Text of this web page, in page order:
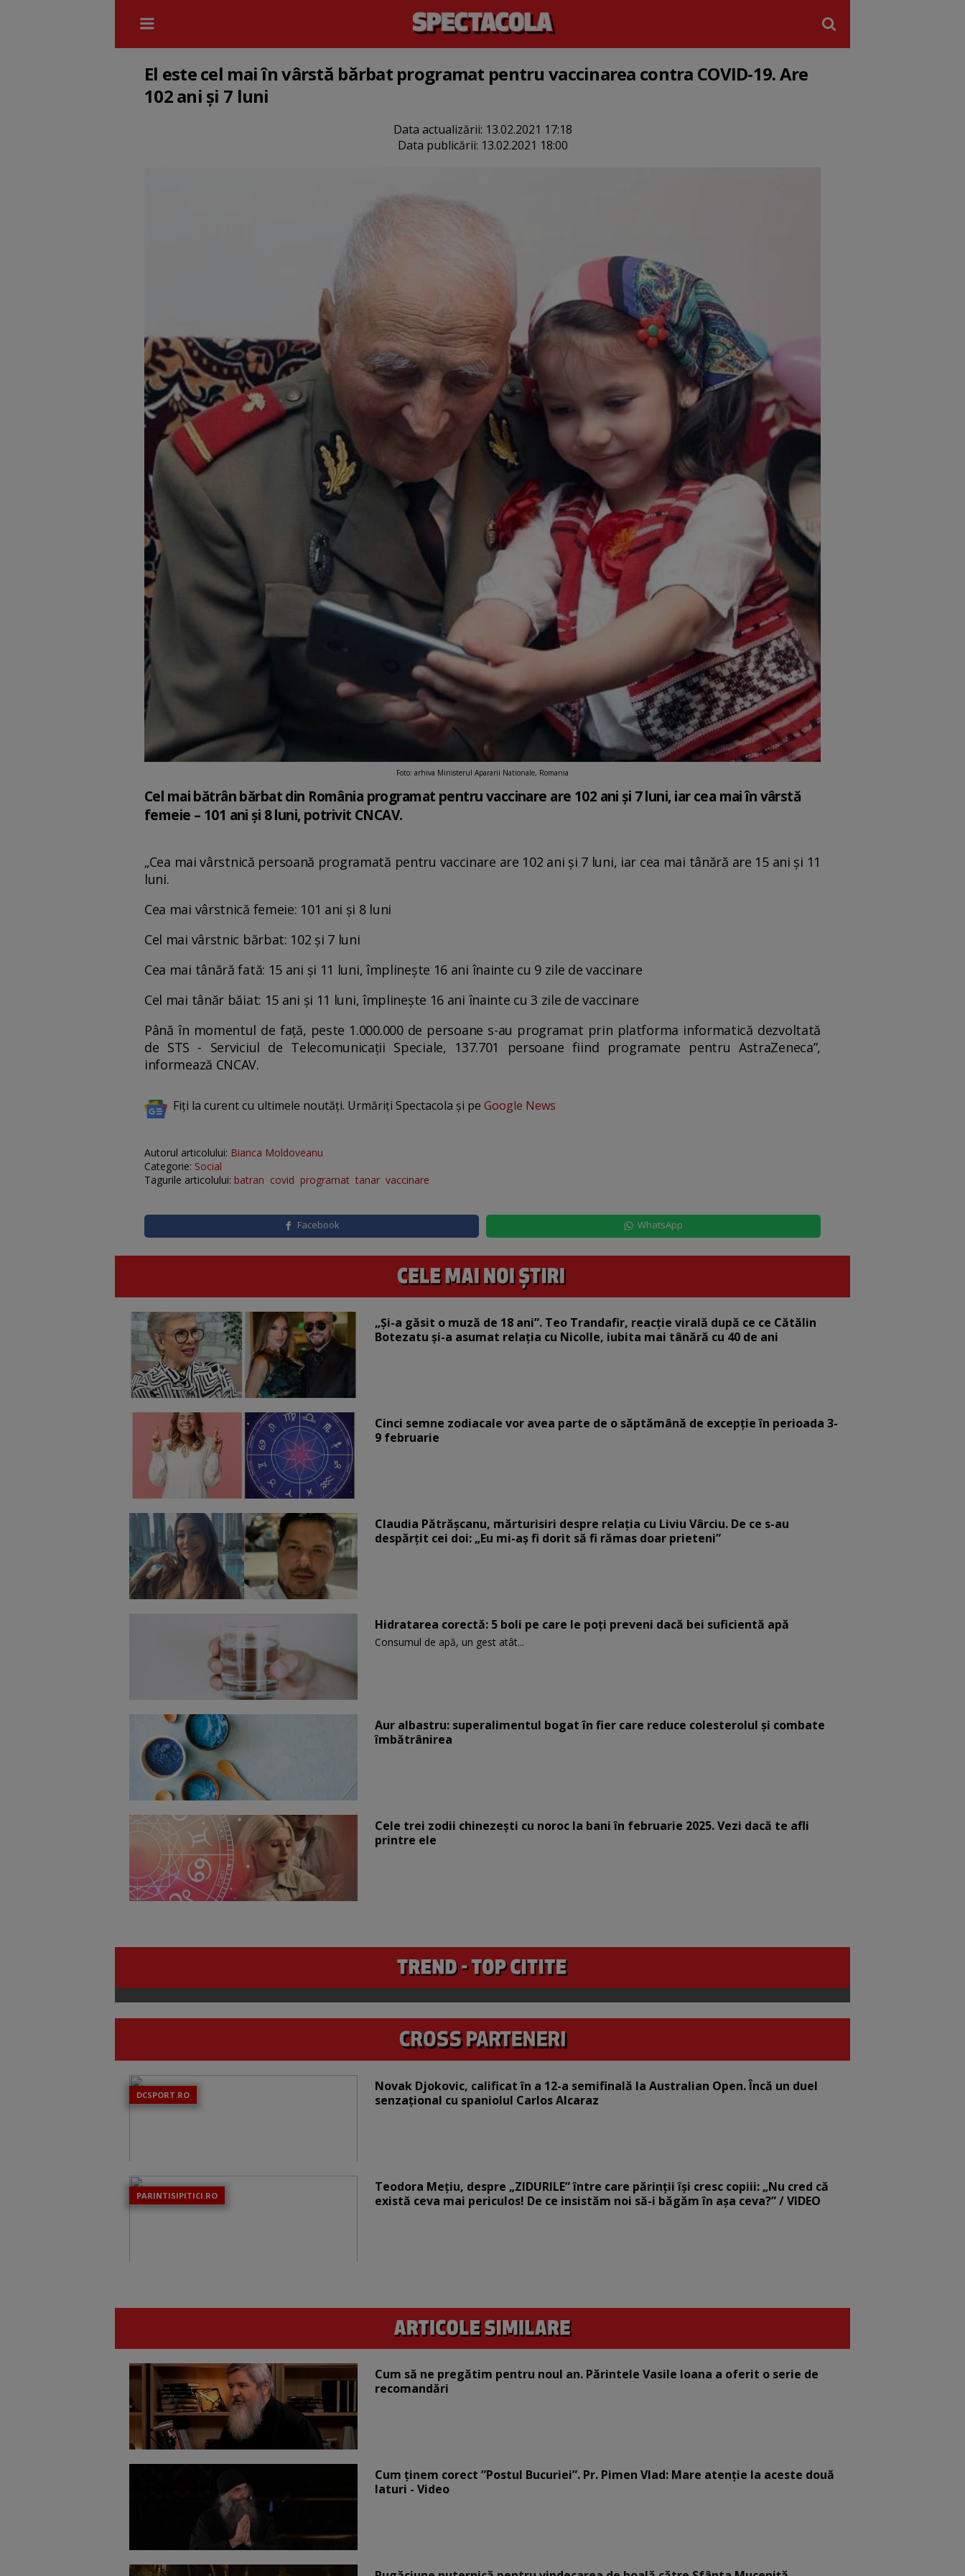
El este cel mai în vârstă bărbat programat pentru vaccinarea contra COVID-19. Are
102 ani și 7 luni
Data actualizării: 13.02.2021 17:18
Data publicării: 13.02.2021 18:00
Foto: arhiva Ministerul Apararii Nationale, Romania
Cel mai bătrân bărbat din România programat pentru vaccinare are 102 ani și 7 luni, iar cea mai în vârstă
femeie – 101 ani și 8 luni, potrivit CNCAV.
„Cea mai vârstnică persoană programată pentru vaccinare are 102 ani și 7 luni, iar cea mai tânără are 15 ani și 11
luni.
Cea mai vârstnică femeie: 101 ani și 8 luni
Cel mai vârstnic bărbat: 102 și 7 luni
Cea mai tânără fată: 15 ani și 11 luni, împlinește 16 ani înainte cu 9 zile de vaccinare
Cel mai tânăr băiat: 15 ani și 11 luni, împlinește 16 ani înainte cu 3 zile de vaccinare
Până în momentul de față, peste 1.000.000 de persoane s-au programat prin platforma informatică dezvoltată
de STS - Serviciul de Telecomunicaţii Speciale, 137.701 persoane fiind programate pentru AstraZeneca”,
informează CNCAV.
Fiți la curent cu ultimele noutăți. Urmăriți Spectacola și pe Google News
Autorul articolului: Bianca Moldoveanu
Categorie: Social
Tagurile articolului: batran covid programat tanar vaccinare
Facebook WhatsApp
„Și-a găsit o muză de 18 ani”. Teo Trandafir, reacție virală după ce ce Cătălin
Botezatu și-a asumat relația cu Nicolle, iubita mai tânără cu 40 de ani
Cinci semne zodiacale vor avea parte de o săptămână de excepție în perioada 3-
9 februarie
Claudia Pătrășcanu, mărturisiri despre relația cu Liviu Vârciu. De ce s-au
despărțit cei doi: „Eu mi-aș fi dorit să fi rămas doar prieteni”
Hidratarea corectă: 5 boli pe care le poți preveni dacă bei suficientă apă
Consumul de apă, un gest atât...
Aur albastru: superalimentul bogat în fier care reduce colesterolul și combate
îmbătrânirea
Cele trei zodii chinezești cu noroc la bani în februarie 2025. Vezi dacă te afli
printre ele
DCSPORT.RO
Novak Djokovic, calificat în a 12-a semifinală la Australian Open. Încă un duel
senzațional cu spaniolul Carlos Alcaraz
PARINTISIPITICI.RO
Teodora Mețiu, despre „ZIDURILE” între care părinții își cresc copiii: „Nu cred că
există ceva mai periculos! De ce insistăm noi să-i băgăm în așa ceva?” / VIDEO
Cum să ne pregătim pentru noul an. Părintele Vasile Ioana a oferit o serie de
recomandări
Cum ținem corect ”Postul Bucuriei”. Pr. Pimen Vlad: Mare atenție la aceste două
laturi - Video